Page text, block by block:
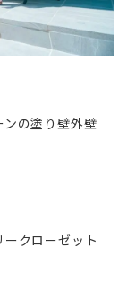
ンの塗り壁外壁
クローゼット